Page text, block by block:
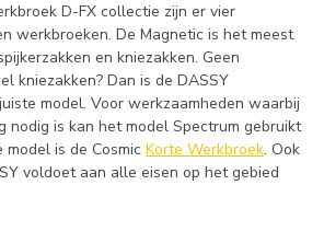
D-FX collectie zijn er vier
werkbroeken. De Magnetic is het meest
en kniezakken. Geen
kniezakken? Dan is de DASSY
model. Voor werkzaamheden waarbij
nodig is kan het model Spectrum gebruikt
is de Cosmic Korte Werkbroek. Ook
voldoet aan alle eisen op het gebied